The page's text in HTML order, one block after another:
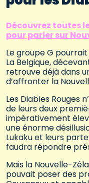
Découvrez toutes
pour parier sur
Le groupe G
La Belgique,
retrouve déjà dans
d’affronter la
Les Diables Rouges
de leurs deux
impérativement
une énorme
Lukaku et leurs
faudra répondre
Mais la Nouvelle-
pouvait poser des